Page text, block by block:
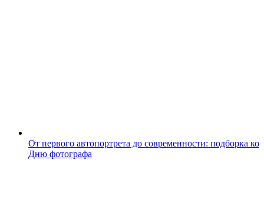
От первого автопортрета до современности: подборка ко
Дню фотографа